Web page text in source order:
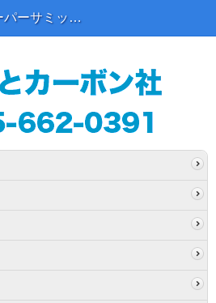
ペーパーサミット2024に出展いたしました。 | 新着情報